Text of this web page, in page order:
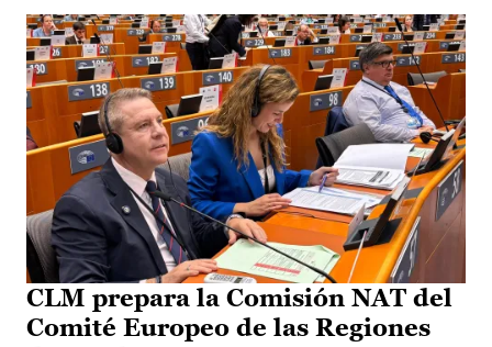
CLM prepara la Comisión NAT del
Comité Europeo de las Regiones